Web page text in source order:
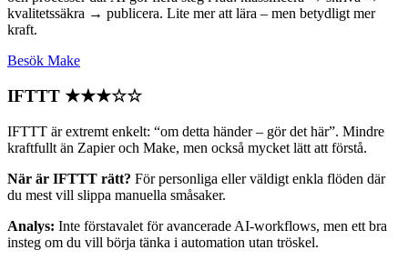
kvalitetssäkra → publicera. Lite mer att lära – men betydligt mer
kraft.
Besök Make
IFTTT ★★★☆☆
IFTTT är extremt enkelt: “om detta händer – gör det här”. Mindre
kraftfullt än Zapier och Make, men också mycket lätt att förstå.
När är IFTTT rätt? För personliga eller väldigt enkla flöden där
du mest vill slippa manuella småsaker.
Analys: Inte förstavalet för avancerade AI-workflows, men ett bra
insteg om du vill börja tänka i automation utan tröskel.